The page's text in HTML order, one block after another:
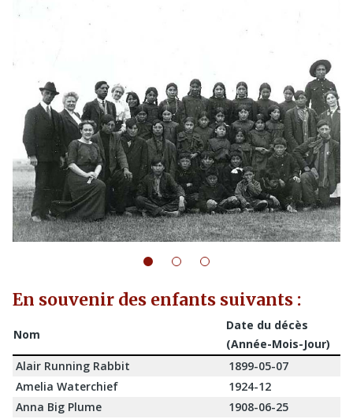
En souvenir des enfants suivants :
Nom
Date du décès
(Année-Mois-Jour)
Alair Running Rabbit
1899-05-07
Amelia Waterchief
1924-12
Anna Big Plume
1908-06-25